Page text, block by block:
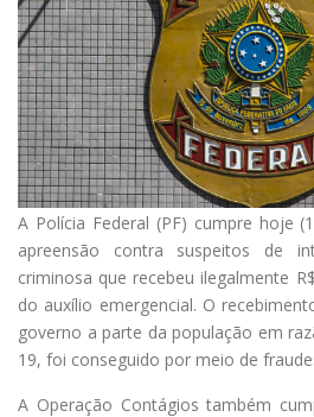
A Polícia Federal (PF) cumpre hoje
apreensão contra suspeitos de
criminosa que recebeu ilegalmente
do auxílio emergencial. O
governo a parte da população em
19, foi conseguido por meio de
A Operação Contágios também